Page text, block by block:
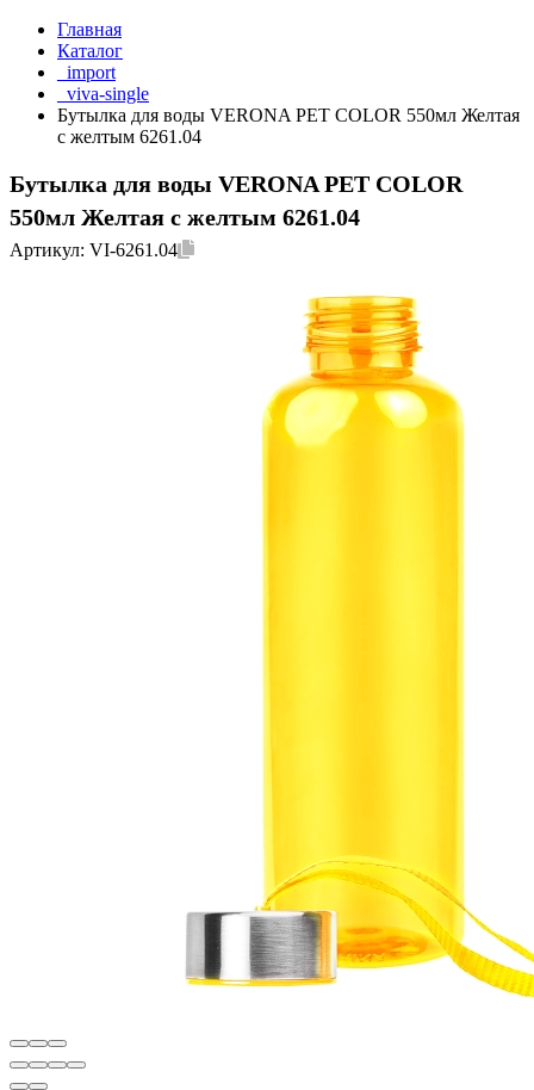
Главная
Каталог
_import
_viva-single
Бутылка для воды VERONA PET COLOR 550мл Желтая
с желтым 6261.04
Бутылка для воды VERONA PET COLOR
550мл Желтая с желтым 6261.04
Артикул: VI-6261.04